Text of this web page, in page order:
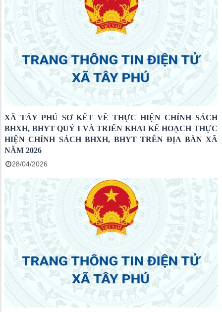
XÃ TÂY PHÚ SƠ KẾT VỀ THỰC HIỆN CHÍNH SÁCH
BHXH, BHYT QUÝ I VÀ TRIỂN KHAI KẾ HOẠCH THỰC
HIỆN CHÍNH SÁCH BHXH, BHYT TRÊN ĐỊA BÀN XÃ
NĂM 2026
28/04/2026